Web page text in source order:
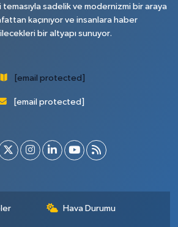
sadelik ve modernizmi bir araya
kaçınıyor ve insanlara haber
bir altyapı sunuyor.
[email protected]
[email protected]
Hava Durumu